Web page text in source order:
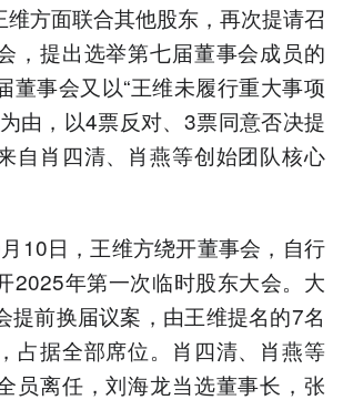
方面联合其他股东，再次提请召
，提出选举第七届董事会成员的
董事会又以“王维未履行重大事项
由，以4票反对、3票同意否决提
自肖四清、肖燕等创始团队核心
10日，王维方绕开董事会，自行
2025年第一次临时股东大会。大
提前换届议案，由王维提名的7名
占据全部席位。肖四清、肖燕等
员离任，刘海龙当选董事长，张